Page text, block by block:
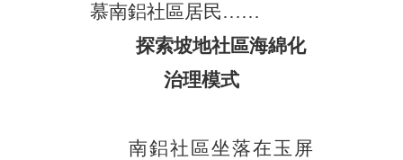
慕南鋁社區居民……
探索坡地社區海綿化
治理模式
南鋁社區坐落在玉屏